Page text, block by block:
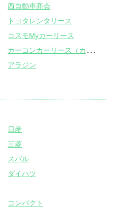
西自動車商会
トヨタレンタリース
コスモMyカーリース
カ
ーコンカーリース（カーコンビニ倶楽部）
アラジン
日産
三菱
スバル
ダイハツ
コンパクト